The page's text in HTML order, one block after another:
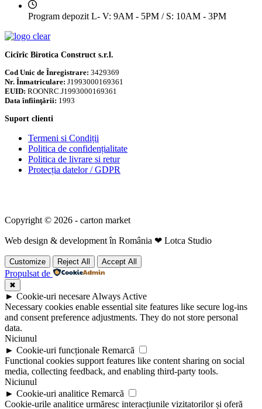
Program depozit L- V: 9AM - 5PM / S: 10AM - 3PM
Cicîrîc Birotica Construct s.r.l.
Cod Unic de Înregistrare: 3429369
Nr. Înmatriculare: J1993000169361
EUID: ROONRC.J1993000169361
Data înfiinţării: 1993
Suport clienti
Termeni si Condiții
Politica de confidențialitate
Politica de livrare si retur
Protecția datelor / GDPR
Copyright © 2026 - carton market
Web design & development în România ❤ Lotca Studio
Customize Reject All Accept All
Propulsat de
✖
► Cookie-uri necesare Always Active
Necessary cookies enable essential site features like secure log-ins
and consent preference adjustments. They do not store personal
data.
Niciunul
► Cookie-uri funcționale Remarcă
Functional cookies support features like content sharing on social
media, collecting feedback, and enabling third-party tools.
Niciunul
► Cookie-uri analitice Remarcă
Cookie-urile analitice urmăresc interacțiunile vizitatorilor și oferă